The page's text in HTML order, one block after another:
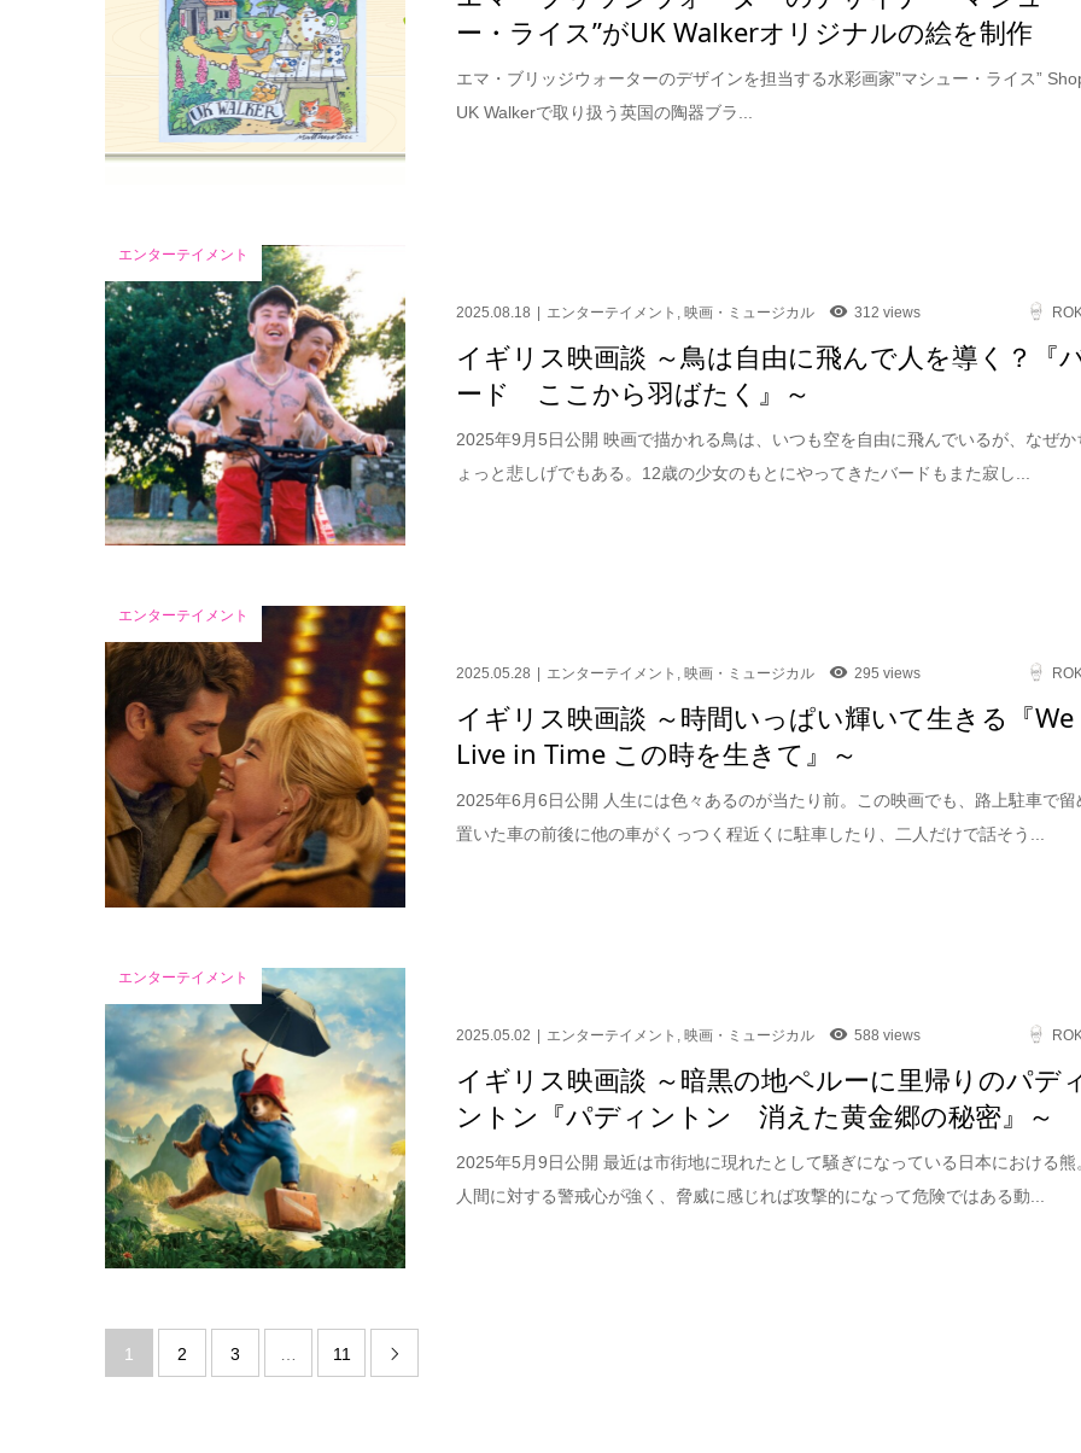
ー・ライス”がUK Walkerオリジナルの絵を制作
エマ・ブリッジウォーターのデザインを担当する水彩画家”マシュー・ライス”
UK Walkerで取り扱う英国の陶器ブラ...
エンターテイメント
2025.08.18 エンターテイメント , 映画・ミュージカル 312 views
イギリス映画談 ～鳥は自由に飛んで人を導く？『
ード ここから羽ばたく』～
2025年9月5日公開 映画で描かれる鳥は、いつも空を自由に飛んでいるが、なぜか
ょっと悲しげでもある。12歳の少女のもとにやってきたバードもまた寂し...
エンターテイメント
2025.05.28 エンターテイメント , 映画・ミュージカル 295 views
イギリス映画談 ～時間いっぱい輝いて生きる『We
Live in Time この時を生きて』～
2025年6月6日公開 人生には色々あるのが当たり前。この映画でも、路上駐車で留
置いた車の前後に他の車がくっつく程近くに駐車したり、二人だけで話そう...
エンターテイメント
2025.05.02 エンターテイメント ,映画・ミュージカル 588 views
イギリス映画談 ～暗黒の地ペルーに里帰りのパデ
ントン『パディントン 消えた黄金郷の秘密』～
2025年5月9日公開 最近は市街地に現れたとして騒ぎになっている日本における熊
人間に対する警戒心が強く、脅威に感じれば攻撃的になって危険ではある動...
1 2 3 11 